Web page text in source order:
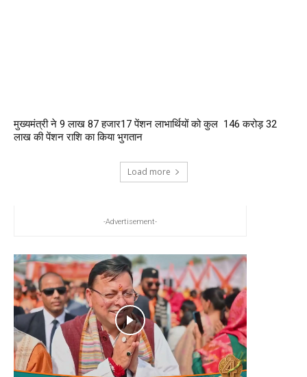
मुख्यमंत्री ने 9 लाख 87 हजार17 पेंशन लाभार्थियों को कुल ₹ 146 करोड़ 32
लाख की पेंशन राशि का किया भुगतान
Load more
-Advertisement-